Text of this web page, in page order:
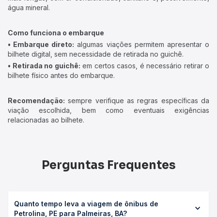
água mineral.
Como funciona o embarque
• Embarque direto: algumas viações permitem apresentar o
bilhete digital, sem necessidade de retirada no guichê.
• Retirada no guichê: em certos casos, é necessário retirar o
bilhete físico antes do embarque.
Recomendação: sempre verifique as regras específicas da
viação escolhida, bem como eventuais exigências
relacionadas ao bilhete.
Perguntas Frequentes
Quanto tempo leva a viagem de ônibus de
Petrolina, PE para Palmeiras, BA?